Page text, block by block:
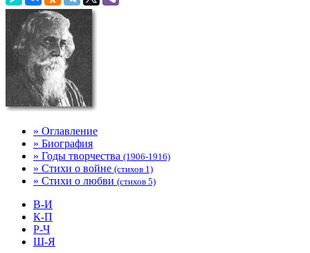
» Оглавление
» Биография
» Годы творчества (1906-1916)
» Стихи о войне (стихов 1)
» Стихи о любви (стихов 5)
В-И
К-П
Р-Ч
Ш-Я